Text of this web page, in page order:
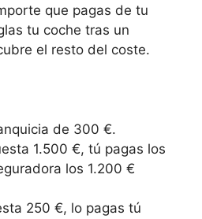
que pagas de tu
tu coche tras un
el resto del coste.
de 300 €.
1.500 €, tú pagas los
los 1.200 €
250 €, lo pagas tú